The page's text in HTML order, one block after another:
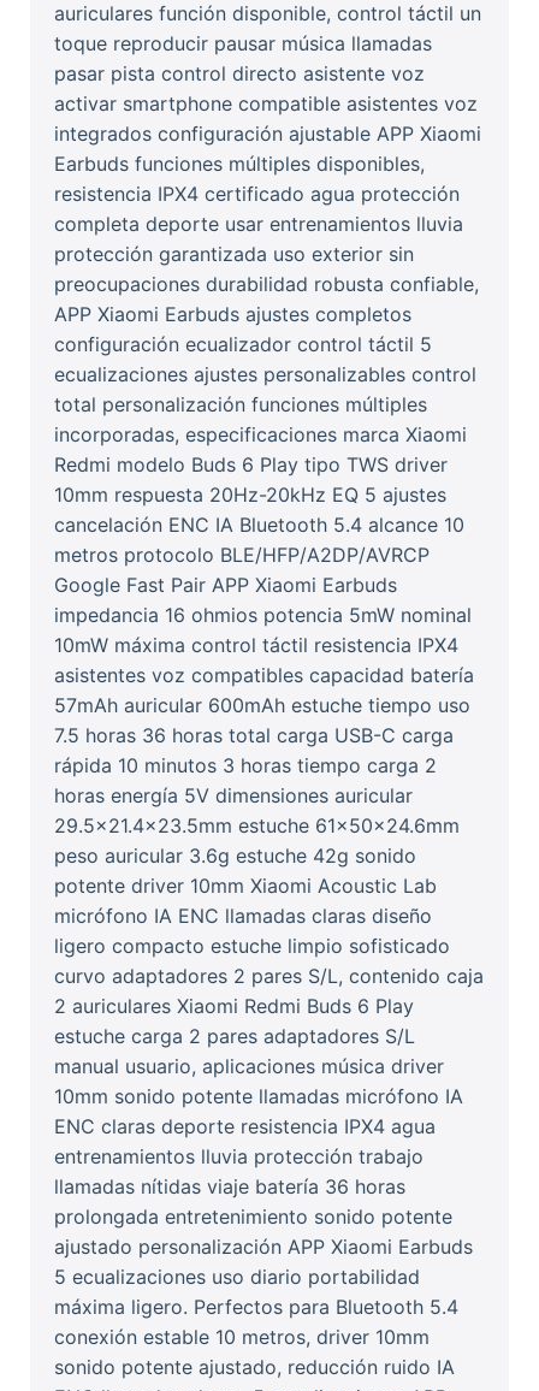
auriculares función disponible, control táctil un
toque reproducir pausar música llamadas
pasar pista control directo asistente voz
activar smartphone compatible asistentes voz
integrados configuración ajustable APP Xiaomi
Earbuds funciones múltiples disponibles,
resistencia IPX4 certificado agua protección
completa deporte usar entrenamientos lluvia
protección garantizada uso exterior sin
preocupaciones durabilidad robusta confiable,
APP Xiaomi Earbuds ajustes completos
configuración ecualizador control táctil 5
ecualizaciones ajustes personalizables control
total personalización funciones múltiples
incorporadas, especificaciones marca Xiaomi
Redmi modelo Buds 6 Play tipo TWS driver
10mm respuesta 20Hz-20kHz EQ 5 ajustes
cancelación ENC IA Bluetooth 5.4 alcance 10
metros protocolo BLE/HFP/A2DP/AVRCP
Google Fast Pair APP Xiaomi Earbuds
impedancia 16 ohmios potencia 5mW nominal
10mW máxima control táctil resistencia IPX4
asistentes voz compatibles capacidad batería
57mAh auricular 600mAh estuche tiempo uso
7.5 horas 36 horas total carga USB-C carga
rápida 10 minutos 3 horas tiempo carga 2
horas energía 5V dimensiones auricular
29.5x21.4x23.5mm estuche 61x50x24.6mm
peso auricular 3.6g estuche 42g sonido
potente driver 10mm Xiaomi Acoustic Lab
micrófono IA ENC llamadas claras diseño
ligero compacto estuche limpio sofisticado
curvo adaptadores 2 pares S/L, contenido caja
2 auriculares Xiaomi Redmi Buds 6 Play
estuche carga 2 pares adaptadores S/L
manual usuario, aplicaciones música driver
10mm sonido potente llamadas micrófono IA
ENC claras deporte resistencia IPX4 agua
entrenamientos lluvia protección trabajo
llamadas nítidas viaje batería 36 horas
prolongada entretenimiento sonido potente
ajustado personalización APP Xiaomi Earbuds
5 ecualizaciones uso diario portabilidad
máxima ligero. Perfectos para Bluetooth 5.4
conexión estable 10 metros, driver 10mm
sonido potente ajustado, reducción ruido IA